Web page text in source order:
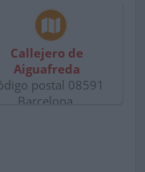
Callejero de
Aiguafreda
postal 08591
Barcelona.